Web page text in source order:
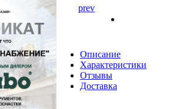
prev
Описание
Характеристики
Отзывы
Доставка